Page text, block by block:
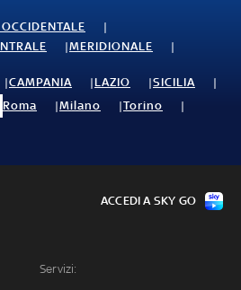
MERIDIONALE
CAMPANIA LAZIO
SICILIA
Roma Milano
Torino
Servizi:
ACCEDI A SKY GO